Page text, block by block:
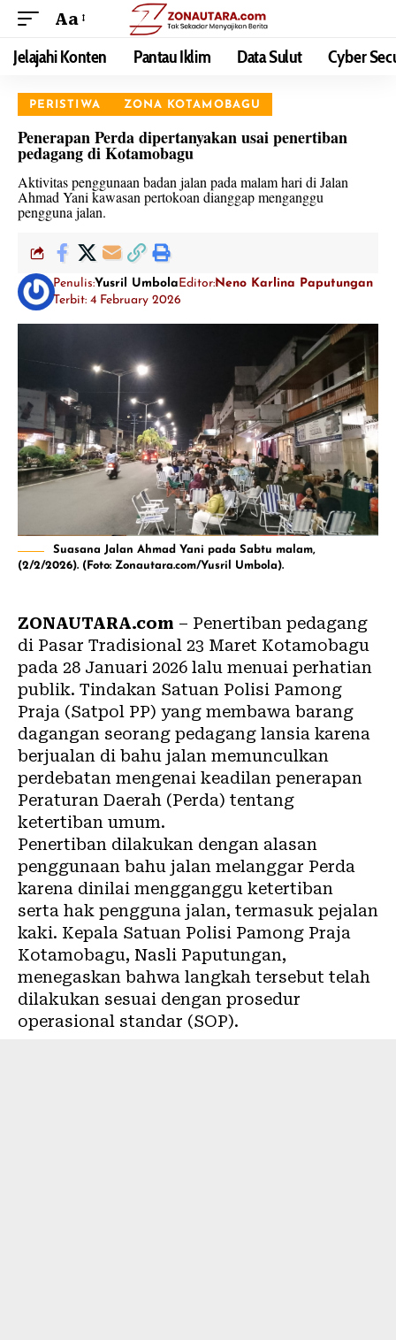
Aa
Jelajahi Konten Pantau Iklim Data Sulut Cyber
PERISTIWA ZONA KOTAMOBAGU
Penerapan Perda dipertanyakan usai penertiban
pedagang di Kotamobagu
Aktivitas penggunaan badan jalan pada malam hari di Jalan
Ahmad Yani kawasan pertokoan dianggap menganggu
pengguna jalan.
Penulis:Yusril UmbolaEditor:Neno Karlina Paputungan
Terbit: 4 February 2026
Suasana Jalan Ahmad Yani pada Sabtu malam,
(2/2/2026). (Foto: Zonautara.com/Yusril Umbola).
ZONAUTARA.com – Penertiban pedagang
di Pasar Tradisional 23 Maret Kotamobagu
pada 28 Januari 2026 lalu menuai perhatian
publik. Tindakan Satuan Polisi Pamong
Praja (Satpol PP) yang membawa barang
dagangan seorang pedagang lansia karena
berjualan di bahu jalan memunculkan
perdebatan mengenai keadilan penerapan
Peraturan Daerah (Perda) tentang
ketertiban umum.
Penertiban dilakukan dengan alasan
penggunaan bahu jalan melanggar Perda
karena dinilai mengganggu ketertiban
serta hak pengguna jalan, termasuk pejalan
kaki. Kepala Satuan Polisi Pamong Praja
Kotamobagu, Nasli Paputungan,
menegaskan bahwa langkah tersebut telah
dilakukan sesuai dengan prosedur
operasional standar (SOP).